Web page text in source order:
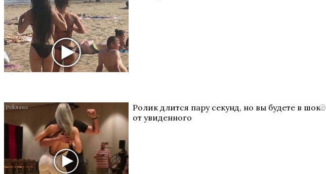
i
Ролик длится пару секунд, но вы будете в шоке
от увиденного